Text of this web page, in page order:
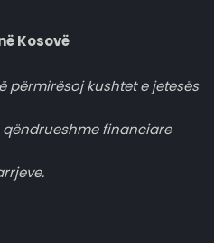
Kosovë
përmirësoj kushtet e jetesës
financiare